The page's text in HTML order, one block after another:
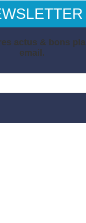
actus & bons
email.